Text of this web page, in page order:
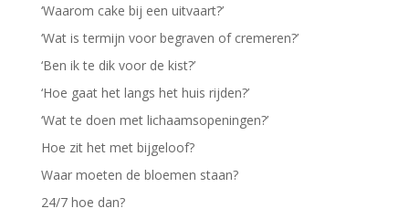
‘Waarom cake bij een uitvaart?’
‘Wat is termijn voor begraven of cremeren?’
‘Ben ik te dik voor de kist?’
‘Hoe gaat het langs het huis rijden?’
‘Wat te doen met lichaamsopeningen?’
Hoe zit het met bijgeloof?
Waar moeten de bloemen staan?
24/7 hoe dan?